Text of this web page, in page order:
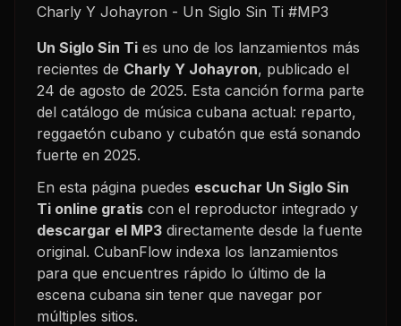
Charly Y Johayron - Un Siglo Sin Ti #MP3
Un Siglo Sin Ti es uno de los lanzamientos más
recientes de Charly Y Johayron, publicado el
24 de agosto de 2025. Esta canción forma parte
del catálogo de música cubana actual: reparto,
reggaetón cubano y cubatón que está sonando
fuerte en 2025.
En esta página puedes escuchar Un Siglo Sin
Ti online gratis con el reproductor integrado y
descargar el MP3 directamente desde la fuente
original. CubanFlow indexa los lanzamientos
para que encuentres rápido lo último de la
escena cubana sin tener que navegar por
múltiples sitios.